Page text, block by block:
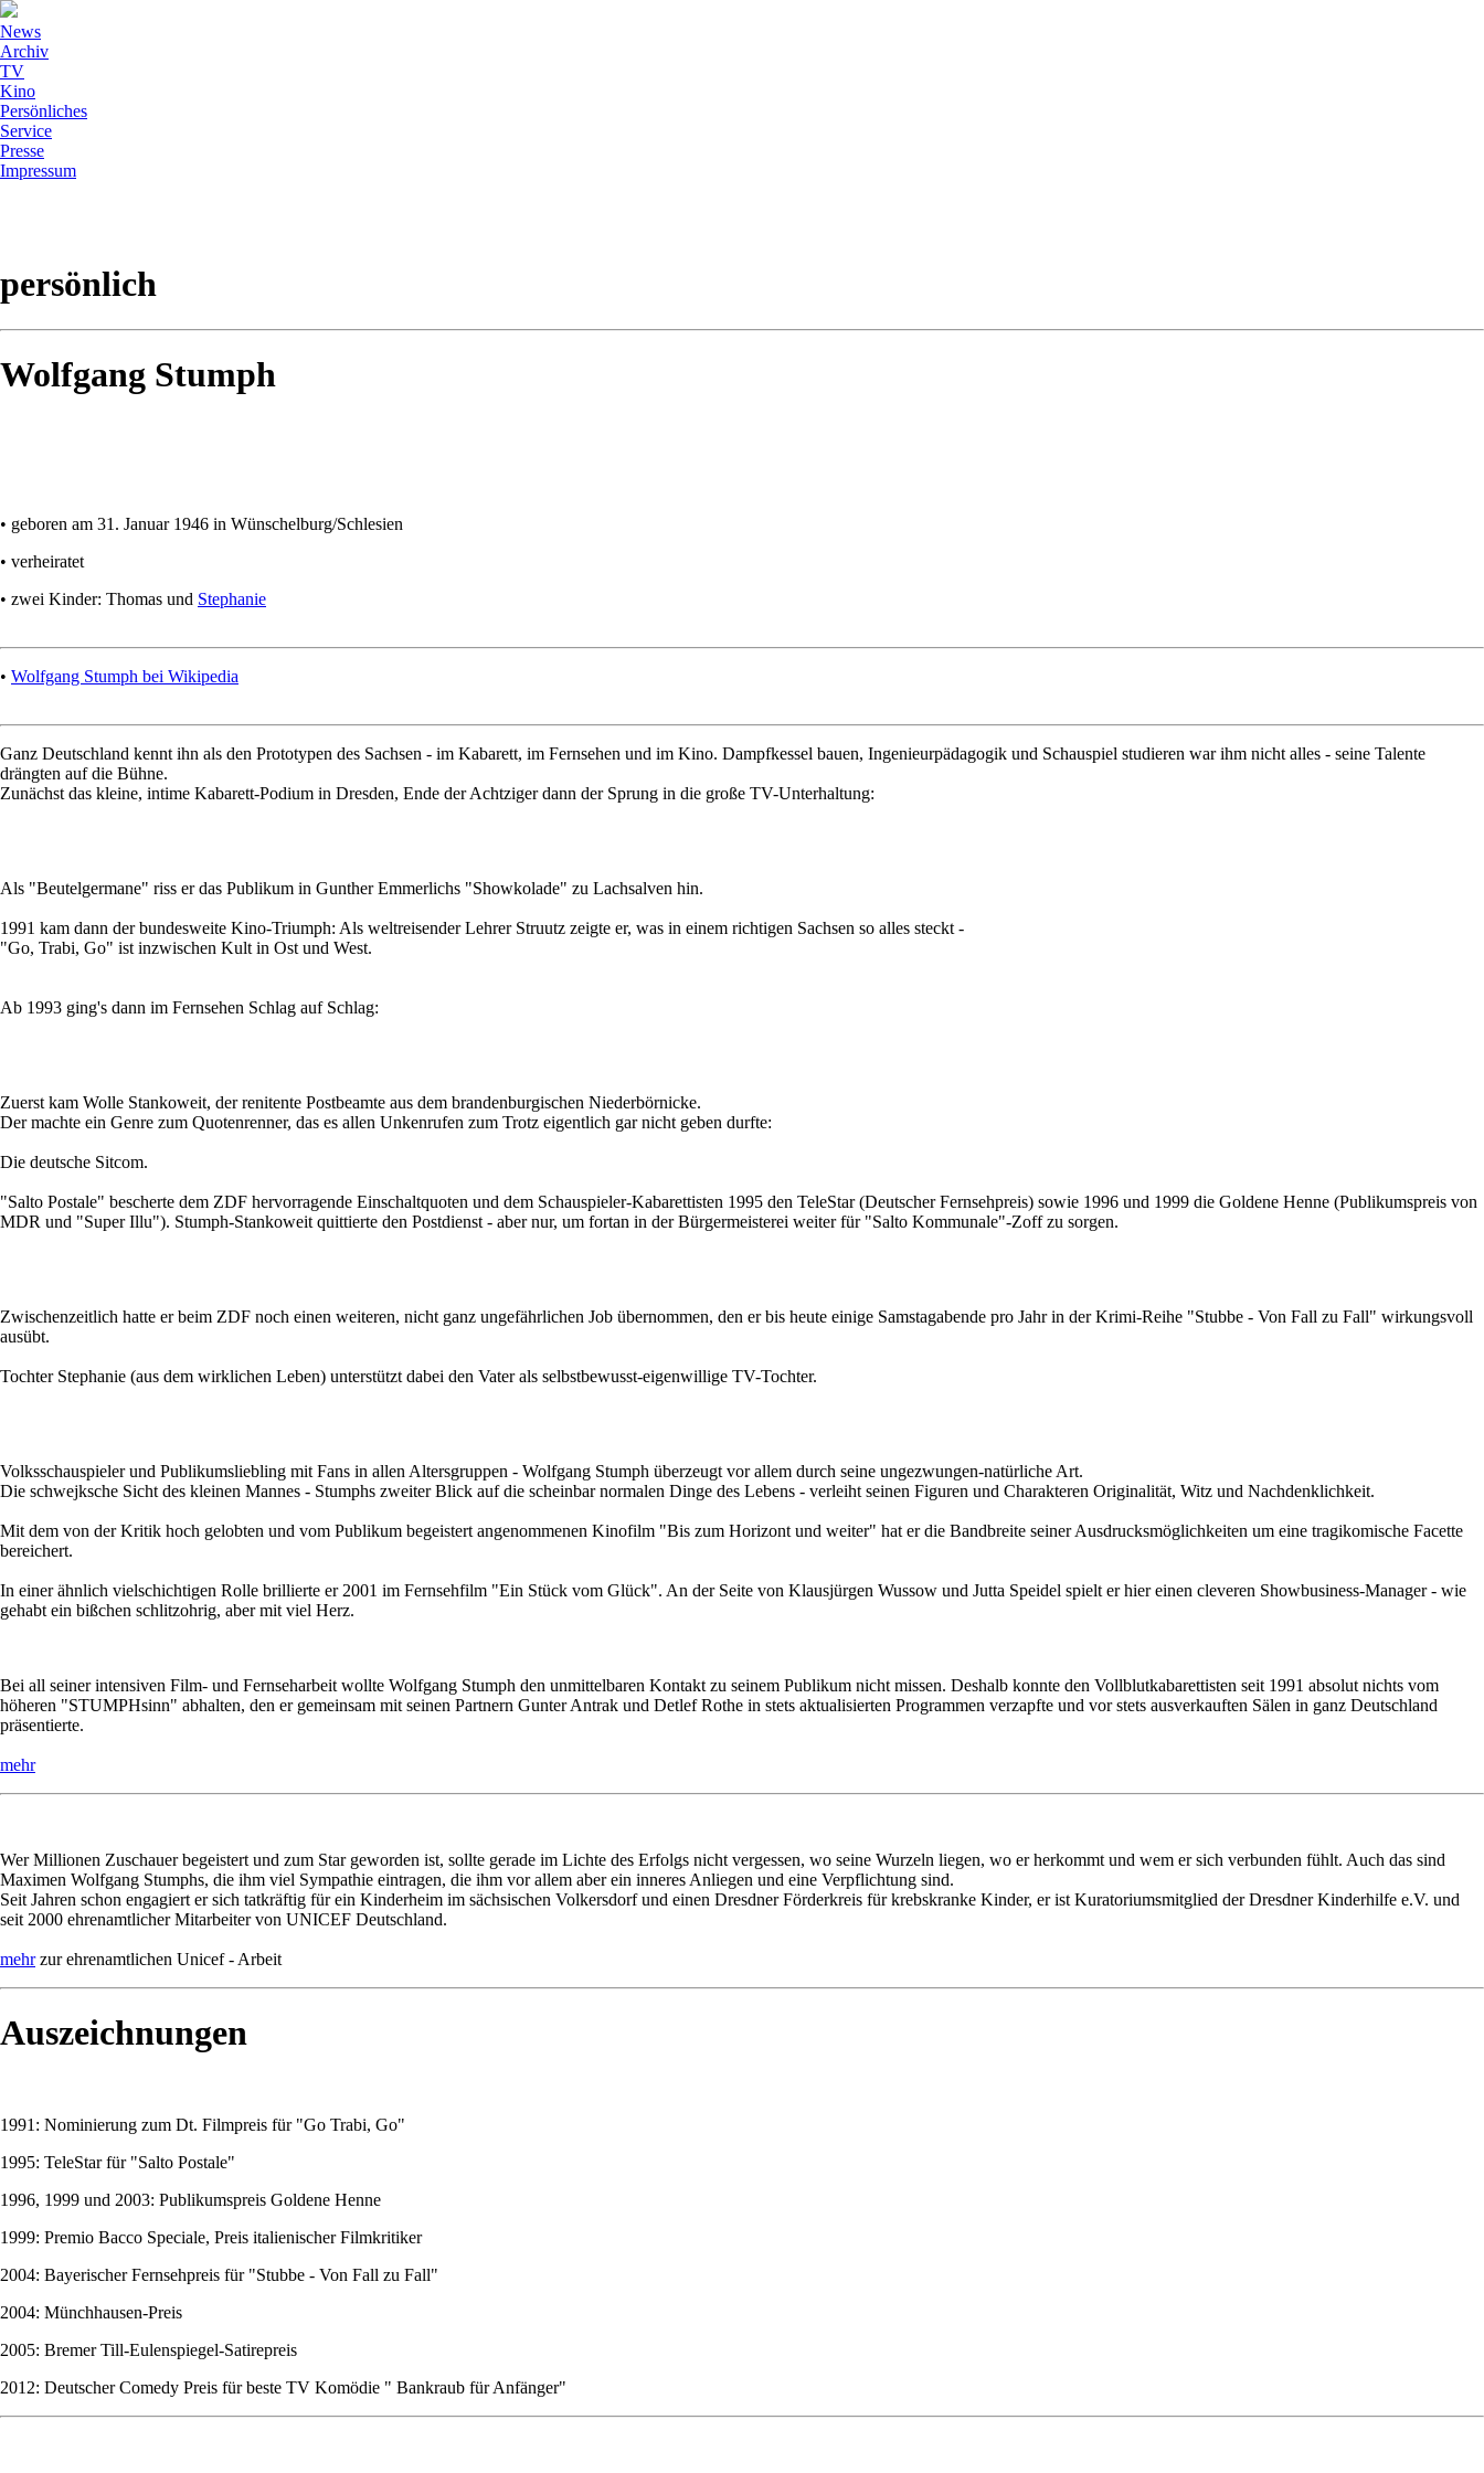
News
Archiv
TV
Kino
Persönliches
Service
Presse
Impressum
persönlich
Wolfgang Stumph
• geboren am 31. Januar 1946 in Wünschelburg/Schlesien
• verheiratet
• zwei Kinder: Thomas und Stephanie
• Wolfgang Stumph bei Wikipedia
Ganz Deutschland kennt ihn als den Prototypen des Sachsen - im Kabarett, im Fernsehen und im Kino. Dampfkessel bauen, Ingenieurpädagogik und Schauspiel studieren war ihm nicht alles - seine Talente
drängten auf die Bühne.
Zunächst das kleine, intime Kabarett-Podium in Dresden, Ende der Achtziger dann der Sprung in die große TV-Unterhaltung:
Als "Beutelgermane" riss er das Publikum in Gunther Emmerlichs "Showkolade" zu Lachsalven hin.
1991 kam dann der bundesweite Kino-Triumph: Als weltreisender Lehrer Struutz zeigte er, was in einem richtigen Sachsen so alles steckt -
"Go, Trabi, Go" ist inzwischen Kult in Ost und West.
Ab 1993 ging's dann im Fernsehen Schlag auf Schlag:
Zuerst kam Wolle Stankoweit, der renitente Postbeamte aus dem brandenburgischen Niederbörnicke.
Der machte ein Genre zum Quotenrenner, das es allen Unkenrufen zum Trotz eigentlich gar nicht geben durfte:
Die deutsche Sitcom.
"Salto Postale" bescherte dem ZDF hervorragende Einschaltquoten und dem Schauspieler-Kabarettisten 1995 den TeleStar (Deutscher Fernsehpreis) sowie 1996 und 1999 die Goldene Henne (Publikumspreis von
MDR und "Super Illu"). Stumph-Stankoweit quittierte den Postdienst - aber nur, um fortan in der Bürgermeisterei weiter für "Salto Kommunale"-Zoff zu sorgen.
Zwischenzeitlich hatte er beim ZDF noch einen weiteren, nicht ganz ungefährlichen Job übernommen, den er bis heute einige Samstagabende pro Jahr in der Krimi-Reihe "Stubbe - Von Fall zu Fall" wirkungsvoll
ausübt.
Tochter Stephanie (aus dem wirklichen Leben) unterstützt dabei den Vater als selbstbewusst-eigenwillige TV-Tochter.
Volksschauspieler und Publikumsliebling mit Fans in allen Altersgruppen - Wolfgang Stumph überzeugt vor allem durch seine ungezwungen-natürliche Art.
Die schwejksche Sicht des kleinen Mannes - Stumphs zweiter Blick auf die scheinbar normalen Dinge des Lebens - verleiht seinen Figuren und Charakteren Originalität, Witz und Nachdenklichkeit.
Mit dem von der Kritik hoch gelobten und vom Publikum begeistert angenommenen Kinofilm "Bis zum Horizont und weiter" hat er die Bandbreite seiner Ausdrucksmöglichkeiten um eine tragikomische Facette
bereichert.
In einer ähnlich vielschichtigen Rolle brillierte er 2001 im Fernsehfilm "Ein Stück vom Glück". An der Seite von Klausjürgen Wussow und Jutta Speidel spielt er hier einen cleveren Showbusiness-Manager - wie
gehabt ein bißchen schlitzohrig, aber mit viel Herz.
Bei all seiner intensiven Film- und Fernseharbeit wollte Wolfgang Stumph den unmittelbaren Kontakt zu seinem Publikum nicht missen. Deshalb konnte den Vollblutkabarettisten seit 1991 absolut nichts vom
höheren "STUMPHsinn" abhalten, den er gemeinsam mit seinen Partnern Gunter Antrak und Detlef Rothe in stets aktualisierten Programmen verzapfte und vor stets ausverkauften Sälen in ganz Deutschland
präsentierte.
mehr
Wer Millionen Zuschauer begeistert und zum Star geworden ist, sollte gerade im Lichte des Erfolgs nicht vergessen, wo seine Wurzeln liegen, wo er herkommt und wem er sich verbunden fühlt. Auch das sind
Maximen Wolfgang Stumphs, die ihm viel Sympathie eintragen, die ihm vor allem aber ein inneres Anliegen und eine Verpflichtung sind.
Seit Jahren schon engagiert er sich tatkräftig für ein Kinderheim im sächsischen Volkersdorf und einen Dresdner Förderkreis für krebskranke Kinder, er ist Kuratoriumsmitglied der Dresdner Kinderhilfe e.V. und
seit 2000 ehrenamtlicher Mitarbeiter von UNICEF Deutschland.
mehrzur ehrenamtlichen Unicef - Arbeit
Auszeichnungen
1991: Nominierung zum Dt. Filmpreis für "Go Trabi, Go"
1995: TeleStar für "Salto Postale"
1996, 1999 und 2003: Publikumspreis Goldene Henne
1999: Premio Bacco Speciale, Preis italienischer Filmkritiker
2004: Bayerischer Fernsehpreis für "Stubbe - Von Fall zu Fall"
2004: Münchhausen-Preis
2005: Bremer Till-Eulenspiegel-Satirepreis
2012: Deutscher Comedy Preis für beste TV Komödie " Bankraub für Anfänger"